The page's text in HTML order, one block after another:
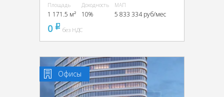
Площадь
1 171.5 м²
Доходность
10%
МАП
5 833 334 руб/мес
0 pуббез НДС
Офисы